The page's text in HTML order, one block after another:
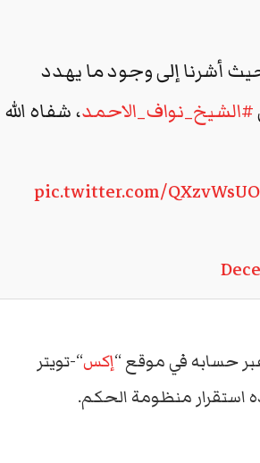
أشرنا إلى وجود ما يهدد
#الشيخ_نواف_الاحمد، شفاه الله
pic.twitter.com/
حسابه في موقع “إكس“-تويتر
استقرار منظومة الحكم.